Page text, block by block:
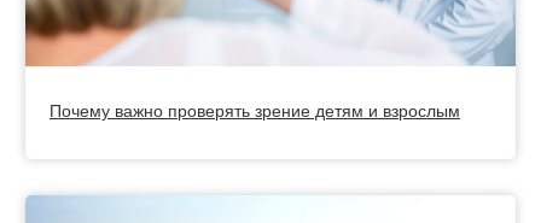
Почему важно проверять зрение детям и взрослым